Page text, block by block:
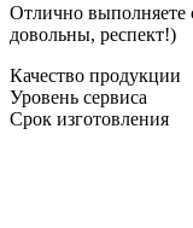
Отлично выполняете
довольны, респект!)
Качество продукции
Уровень сервиса
Срок изготовления